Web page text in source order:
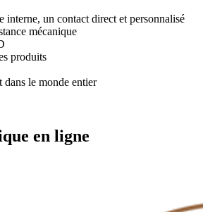
interne, un contact direct et personnalisé
mécanique
produits
dans le monde entier
en ligne